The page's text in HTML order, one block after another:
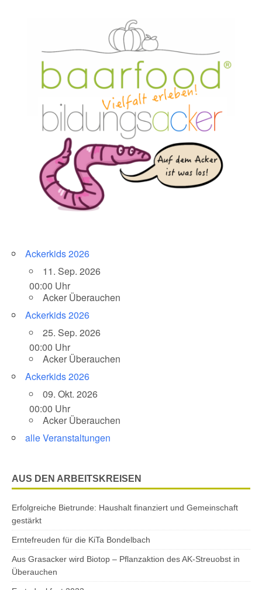
Ackerkids 2026
11. Sep. 2026
00:00 Uhr
Acker Überauchen
Ackerkids 2026
25. Sep. 2026
00:00 Uhr
Acker Überauchen
Ackerkids 2026
09. Okt. 2026
00:00 Uhr
Acker Überauchen
alle Veranstaltungen
AUS DEN ARBEITSKREISEN
Erfolgreiche Bietrunde: Haushalt finanziert und Gemeinschaft
gestärkt
Erntefreuden für die KiTa Bondelbach
Aus Grasacker wird Biotop – Pflanzaktion des AK-Streuobst in
Überauchen